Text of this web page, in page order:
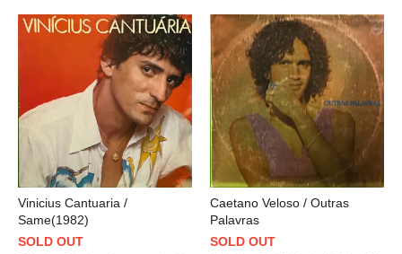
Vinicius Cantuaria /
Same(1982)
SOLD OUT
Caetano Veloso / Outras
Palavras
SOLD OUT